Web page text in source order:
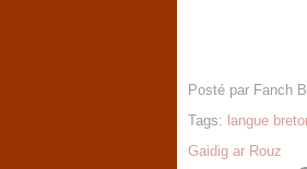
Posté par Fanch
Tags: langue
Gaidig ar Rouz